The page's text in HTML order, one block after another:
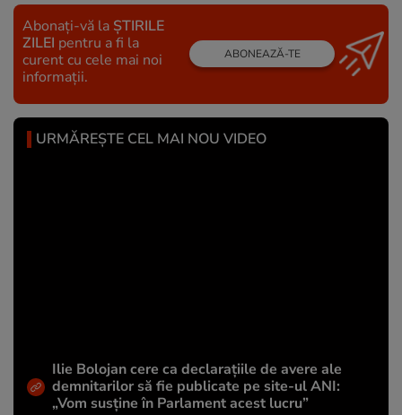
Abonați-vă la ȘTIRILE
ZILEI pentru a fi la
curent cu cele mai noi
informații.
ABONEAZĂ-TE
URMĂREȘTE CEL MAI NOU VIDEO
Ilie Bolojan cere ca declarațiile de avere ale
demnitarilor să fie publicate pe site-ul ANI:
„Vom susține în Parlament acest lucru”